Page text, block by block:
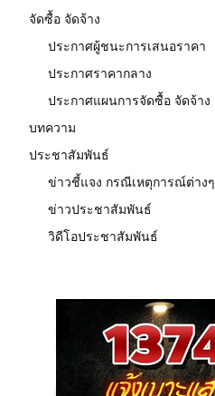
จัดซื้อ จัดจ้าง
ประกาศผู้ชนะการเสนอราคา
ประกาศราคากลาง
ประกาศแผนการจัดซื้อ จัดจ้าง
บทความ
ประชาสัมพันธ์
ข่าวชี้แจง กรณีเหตุการณ์ต่างๆ
ข่าวประชาสัมพันธ์
วิดีโอประชาสัมพันธ์